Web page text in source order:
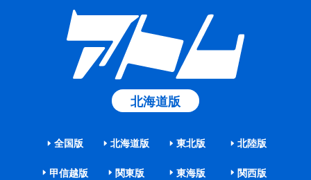
北海道版
全国版 北海道版 東北版 北陸版
甲信越版 関東版 東海版 関西版